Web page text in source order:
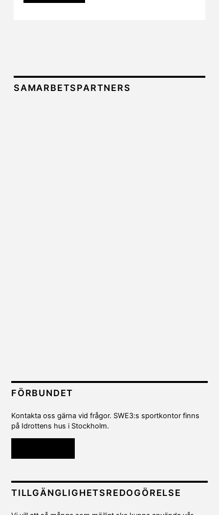
SAMARBETSPARTNERS
FÖRBUNDET
Kontakta oss gärna vid frågor. SWE3:s sportkontor finns
på Idrottens hus i Stockholm.
TILLGÄNGLIGHETSREDOGÖRELSE